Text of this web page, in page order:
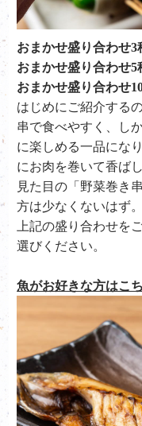
おまかせ盛り合わせ3
おまかせ盛り合わせ5
おまかせ盛り合わせ
はじめにご紹介する
串で食べやすく、し
に楽しめる一品にな
にお肉を巻いて香ば
見た目の「野菜巻き
方は少なくないはず。
上記の盛り合わせを
選びください。
魚がお好きな方はこ